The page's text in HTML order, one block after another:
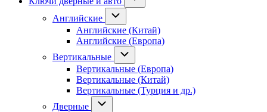
Английские
Английские (Китай)
Английские (Европа)
Вертикальные
Вертикальные (Европа)
Вертикальные (Китай)
Вертикальные (Турция и др.)
Дверные